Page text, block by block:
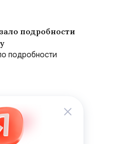
подробности
подробности